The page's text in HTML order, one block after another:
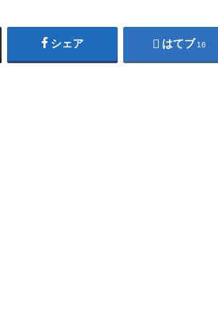
シェア はてブ 16